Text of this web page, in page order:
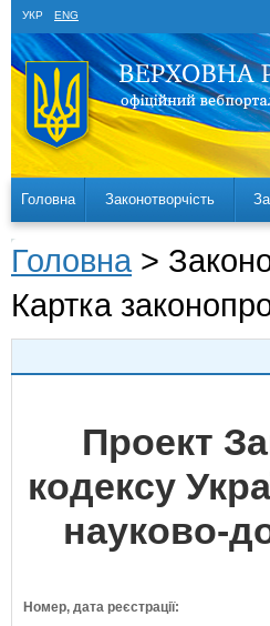
УКР ENG
Головна Законотворчість
Головна >
Картка
Проект
кодексу
науково-
Номер, дата реєстрації: